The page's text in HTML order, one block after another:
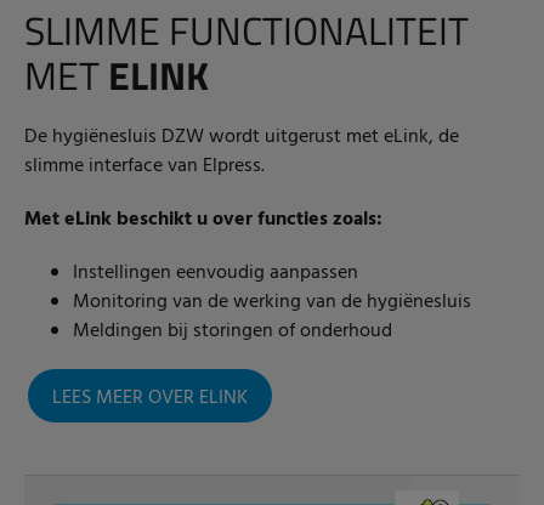
SLIMME FUNCTIONALITEIT
METELINK
De hygiënesluis DZW wordt uitgerust met eLink, de
slimme interface van Elpress.
Met eLink beschikt u over functies zoals:
Instellingen eenvoudig aanpassen
Monitoring van de werking van de hygiënesluis
Meldingen bij storingen of onderhoud
LEES MEER OVER ELINK